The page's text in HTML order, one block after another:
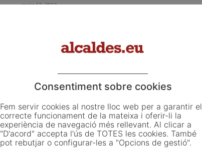
maig 13, 2013
Sallent obre un canal de debat i d
´aportacions sobre els espais...
juliol 5, 2012
Consentiment sobre cookies
Fem servir cookies al nostre lloc web per a garantir el
correcte funcionament de la mateixa i oferir-li la
experiència de navegació més rellevant. Al clicar a
"D'acord" accepta l'ús de TOTES les cookies. També
pot rebutjar o configurar-les a "Opcions de gestió".